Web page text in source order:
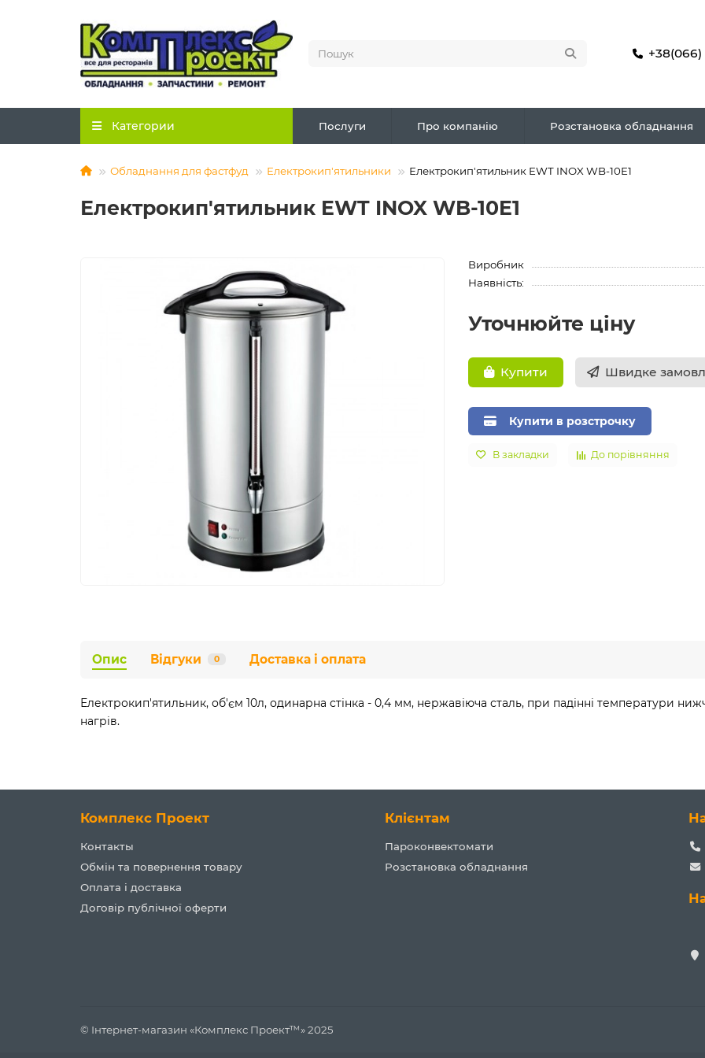
+38(066)
Категории Послуги Про компанію Розстановка обладнання
Обладнання для фастфуд Електрокип'ятильники Електрокип'ятильник EWT INOX WB-10E1
Електрокип'ятильник EWT INOX WB-10E1
Виробник
Наявність:
Уточнюйте ціну
Купити Швидке
Купити в розстрочку
В закладки До порівняння
Опис Відгуки 0 Доставка і оплата
Електрокип'ятильник, об'єм 10л, одинарна стінка - 0,4 мм, нержавіюча сталь, при падінні температури
нагрів.
Комплекс Проект
Контакты
Обмін та повернення товару
Оплата і доставка
Договір публічної оферти
Клієнтам
Пароконвектомати
Розстановка обладнання
© Інтернет-магазин «Комплекс Проект™» 2025